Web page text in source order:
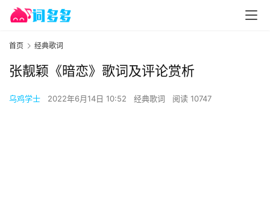
首页 经典歌词
张靓颖《暗恋》歌词及评论赏析
乌鸡学士 2022年6月14日 10:52 经典歌词 阅读 10747